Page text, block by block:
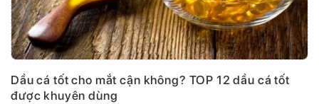
Dầu cá tốt cho mắt cận không? TOP 12 dầu cá tốt
được khuyên dùng